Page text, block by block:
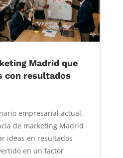
Madrid que
con resultados
empresarial actual,
de marketing Madrid
ideas en resultados
en un factor